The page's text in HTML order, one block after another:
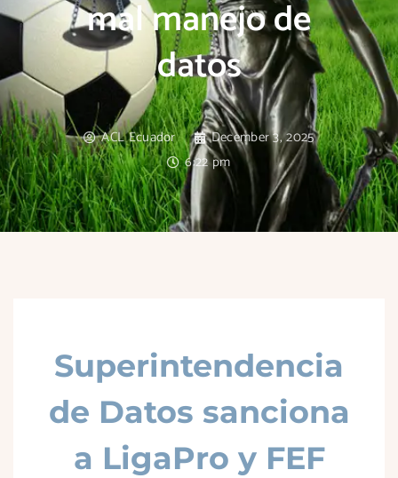
mal manejo de
datos
ACL Ecuador
December 3, 2025
6:22 pm
Superintendencia
de Datos sanciona
a LigaPro y FEF